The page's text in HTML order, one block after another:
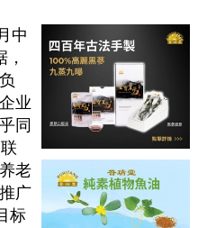
中
业
同
老
广
标